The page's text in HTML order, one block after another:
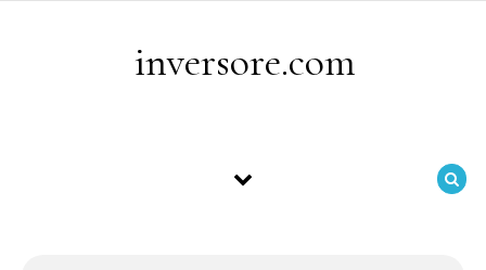
inversore.com